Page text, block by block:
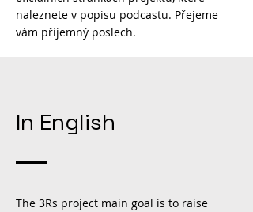
naleznete v popisu podcastu. Přejeme
vám příjemný poslech.
In English
The 3Rs project main goal is to raise